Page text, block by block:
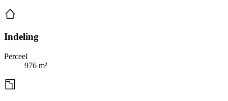
Indeling
Perceel
976 m²